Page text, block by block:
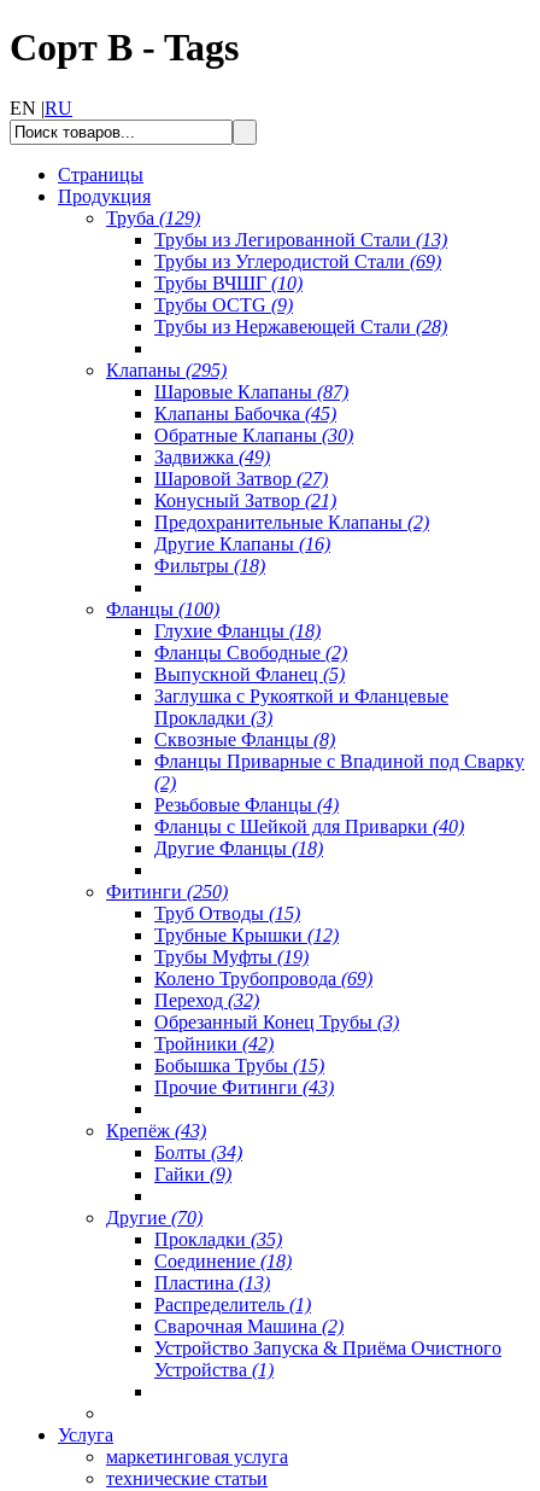
Сорт B - Tags
EN |RU
Страницы
Продукция
Труба (129)
Трубы из Легированной Стали (13)
Трубы из Углеродистой Стали (69)
Трубы ВЧШГ (10)
Трубы OCTG (9)
Трубы из Нержавеющей Стали (28)
Клапаны (295)
Шаровые Клапаны (87)
Клапаны Бабочка (45)
Обратные Клапаны (30)
Задвижка (49)
Шаровой Затвор (27)
Конусный Затвор (21)
Предохранительные Клапаны (2)
Другие Клапаны (16)
Фильтры (18)
Фланцы (100)
Глухие Фланцы (18)
Фланцы Свободные (2)
Выпускной Фланец (5)
Заглушка с Рукояткой и Фланцевые
Прокладки (3)
Сквозные Фланцы (8)
Фланцы Приварные с Впадиной под Сварку
(2)
Резьбовые Фланцы (4)
Фланцы с Шейкой для Приварки (40)
Другие Фланцы (18)
Фитинги (250)
Труб Отводы (15)
Трубные Крышки (12)
Трубы Муфты (19)
Колено Трубопровода (69)
Переход (32)
Обрезанный Конец Трубы (3)
Тройники (42)
Бобышка Трубы (15)
Прочие Фитинги (43)
Крепёж (43)
Болты (34)
Гайки (9)
Другие (70)
Прокладки (35)
Соединение (18)
Пластина (13)
Распределитель (1)
Сварочная Машина (2)
Устройство Запуска & Приёма Очистного
Устройства (1)
Услуга
маркетинговая услуга
технические статьи